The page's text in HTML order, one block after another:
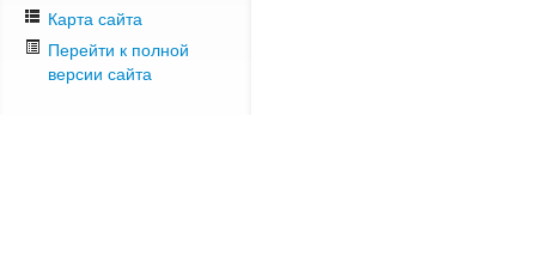
Карта сайта
Перейти к полной
версии сайта